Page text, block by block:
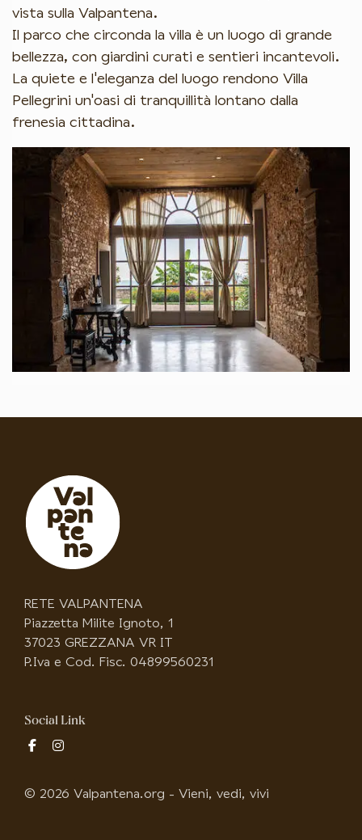
vista sulla Valpantena.
Il parco che circonda la villa è un luogo di grande
bellezza, con giardini curati e sentieri incantevoli.
La quiete e l'eleganza del luogo rendono Villa
Pellegrini un'oasi di tranquillità lontano dalla
frenesia cittadina.
RETE VALPANTENA
Piazzetta Milite Ignoto, 1
37023 GREZZANA VR IT
P.Iva e Cod. Fisc. 04899560231
Social Link
fab fab
© 2026 Valpantena.org - Vieni, vedi, vivi